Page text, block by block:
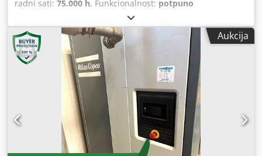
radni sati: 75.000 h, Funkcionalnost: potpuno
Aukcija